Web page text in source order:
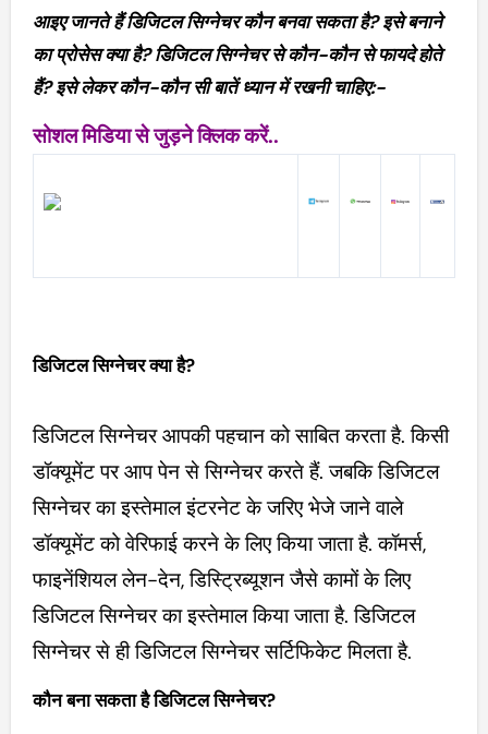
आइए जानते हैं डिजिटल सिग्नेचर कौन बनवा सकता है? इसे बनाने
का प्रोसेस क्या है? डिजिटल सिग्नेचर से कौन-कौन से फायदे होते
हैं? इसे लेकर कौन-कौन सी बातें ध्यान में रखनी चाहिए:-
सोशल मिडिया से जुड़ने क्लिक करें..
डिजिटल सिग्नेचर क्या है?
डिजिटल सिग्नेचर आपकी पहचान को साबित करता है. किसी
डॉक्यूमेंट पर आप पेन से सिग्नेचर करते हैं. जबकि डिजिटल
सिग्नेचर का इस्तेमाल इंटरनेट के जरिए भेजे जाने वाले
डॉक्यूमेंट को वेरिफाई करने के लिए किया जाता है. कॉमर्स,
फाइनेंशियल लेन-देन, डिस्ट्रिब्यूशन जैसे कामों के लिए
डिजिटल सिग्नेचर का इस्तेमाल किया जाता है. डिजिटल
सिग्नेचर से ही डिजिटल सिग्नेचर सर्टिफिकेट मिलता है.
कौन बना सकता है डिजिटल सिग्नेचर?